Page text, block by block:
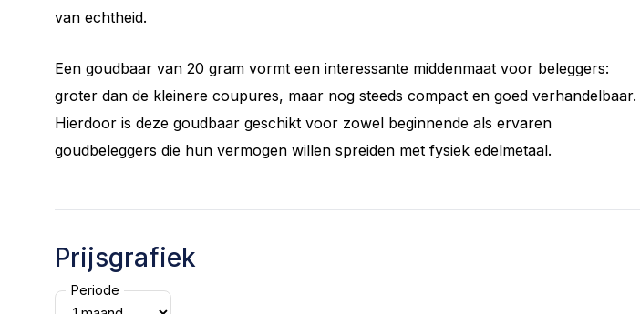
van echtheid.
Een goudbaar van 20 gram vormt een interessante middenmaat voor beleggers:
groter dan de kleinere coupures, maar nog steeds compact en goed verhandelbaar.
Hierdoor is deze goudbaar geschikt voor zowel beginnende als ervaren
goudbeleggers die hun vermogen willen spreiden met fysiek edelmetaal.
Prijsgrafiek
Periode